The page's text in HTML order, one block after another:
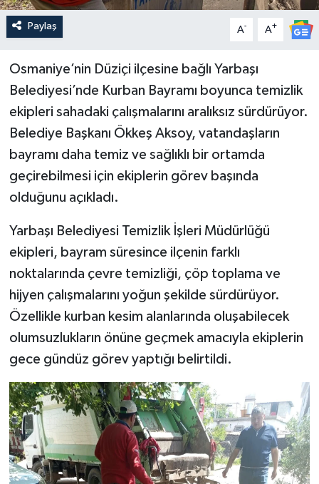
Paylaş A- A+
Osmaniye’nin Düziçi ilçesine bağlı Yarbaşı
Belediyesi’nde Kurban Bayramı boyunca temizlik
ekipleri sahadaki çalışmalarını aralıksız sürdürüyor.
Belediye Başkanı Ökkeş Aksoy, vatandaşların
bayramı daha temiz ve sağlıklı bir ortamda
geçirebilmesi için ekiplerin görev başında
olduğunu açıkladı.
Yarbaşı Belediyesi Temizlik İşleri Müdürlüğü
ekipleri, bayram süresince ilçenin farklı
noktalarında çevre temizliği, çöp toplama ve
hijyen çalışmalarını yoğun şekilde sürdürüyor.
Özellikle kurban kesim alanlarında oluşabilecek
olumsuzlukların önüne geçmek amacıyla ekiplerin
gece gündüz görev yaptığı belirtildi.